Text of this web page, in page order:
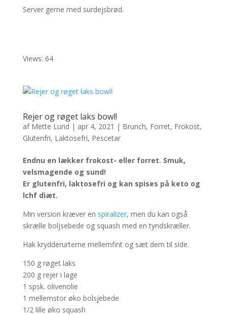
Server gerne med surdejsbrød.
Views: 64
Rejer og røget laks bowl!
af Mette Lund | apr 4, 2021 | Brunch, Forret, Frokost,
Glutenfri, Laktosefri, Pescetar
Endnu en lækker frokost- eller forret. Smuk,
velsmagende og sund!
Er glutenfri, laktosefri og kan spises på keto og
lchf diæt.
Min version kræver en spiralizer, men du kan også
skrælle boljsebede og squash med en tyndskræller.
Hak krydderurterne mellemfint og sæt dem til side.
150 g røget laks
200 g rejer i lage
1 spsk. olivenolie
1 mellemstor øko bolsjebede
1/2 lille øko squash